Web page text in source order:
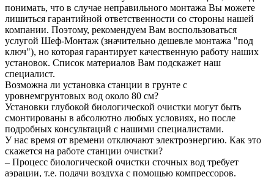
понимать, что в случае неправильного монтажа Вы можете
лишиться гарантийной ответственности со стороны нашей
компании. Поэтому, рекомендуем Вам воспользоваться
услугой Шеф-Монтаж (значительно дешевле монтажа "под
ключ"), но которая гарантирует качественную работу наших
установок. Список материалов Вам подскажет наш
специалист.
Возможна ли установка станции в грунте с
уровнемгрунтовых вод около 80 см?
Установки глубокой биологической очистки могут быть
смонтированы в абсолютно любых условиях, но после
подробных консультаций с нашими специалистами.
У нас время от времени отключают электроэнергию. Как это
скажется на работе станции очистки?
– Процесс биологической очистки сточных вод требует
аэрации, т.е. подачи воздуха с помощью компрессоров.